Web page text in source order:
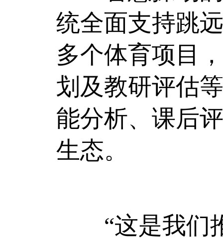
统全面支持跳
多个体育项目
划及教研评估
能分析、课后
生态。
“这是我们推